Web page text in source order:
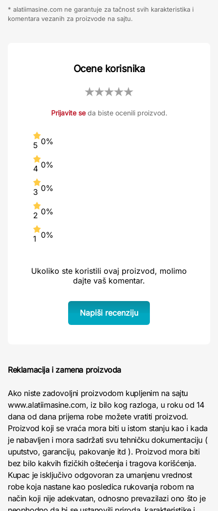
* alatiimasine.com ne garantuje za tačnost svih karakteristika i
komentara vezanih za proizvode na sajtu.
Ocene korisnika
Prijavite seda biste ocenili proizvod.
5 0%
4 0%
3 0%
2 0%
1 0%
Ukoliko ste koristili ovaj proizvod, molimo
dajte vaš komentar.
Napiši recenziju
Reklamacija i zamena proizvoda
Ako niste zadovoljni proizvodom kupljenim na sajtu
www.alatiimasine.com, iz bilo kog razloga, u roku od 14
dana od dana prijema robe možete vratiti proizvod.
Proizvod koji se vraća mora biti u istom stanju kao i kada
je nabavljen i mora sadržati svu tehničku dokumentaciju (
uputstvo, garanciju, pakovanje itd ). Proizvod mora biti
bez bilo kakvih fizičkih oštećenja i tragova korišćenja.
Kupac je isključivo odgovoran za umanjenu vrednost
robe koja nastane kao posledica rukovanja robom na
način koji nije adekvatan, odnosno prevazilazi ono što je